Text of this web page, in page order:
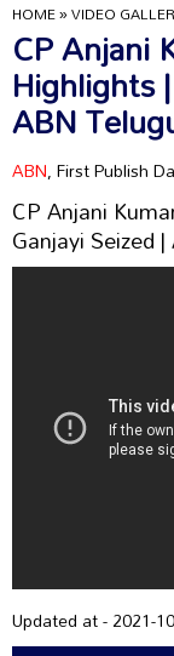
HOME»VIDEO
CP Anjani
Highlights
ABN
ABN, First Publish
CP Anjani
Ganjayi Seized
Updated at - 2021-